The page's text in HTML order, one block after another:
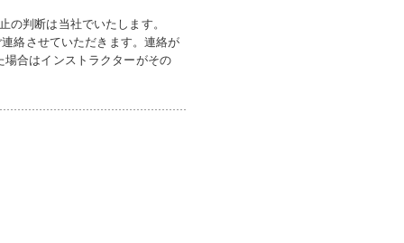
判断は当社でいたします。
絡させていただきます。連絡が
合はインストラクターがその